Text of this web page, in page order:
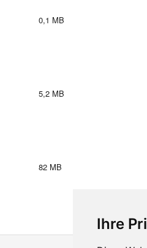
Ihre
0,1 MB
5,2 MB
82 MB